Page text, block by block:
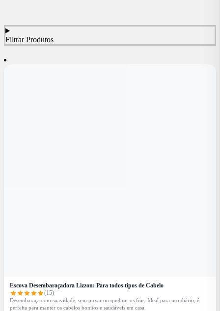
Filtrar Produtos
Escova Desembaraçadora Lizzon: Para todos tipos de Cabelo
(15)
Desembaraça com suavidade, sem puxar ou quebrar os fios. Ideal para uso diário, é
perfeita para manter os cabelos bonitos e saudáveis em casa.